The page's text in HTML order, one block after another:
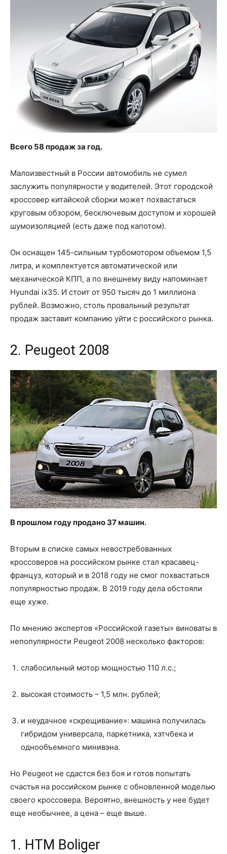
Всего 58 продаж за год.
Малоизвестный в России автомобиль не сумел
заслужить популярности у водителей. Этот городской
кроссовер китайской сборки может похвастаться
круговым обзором, бесключевым доступом и хорошей
шумоизоляцией (есть даже под капотом).
Он оснащен 145-сильным турбомотором объемом 1,5
литра, и комплектуется автоматической или
механической КПП, а по внешнему виду напоминает
Hyundai ix35. И стоит от 950 тысяч до 1 миллиона
рублей. Возможно, столь провальный результат
продаж заставит компанию уйти с российского рынка.
2. Peugeot 2008
В прошлом году продано 37 машин.
Вторым в списке самых невостребованных
кроссоверов на российском рынке стал красавец-
француз, который и в 2018 году не смог похвастаться
популярностью продаж. В 2019 году дела обстояли
еще хуже.
По мнению экспертов «Российской газеты» виноваты в
непопулярности Peugeot 2008 несколько факторов:
слабосильный мотор мощностью 110 л.с.;
высокая стоимость – 1,5 млн. рублей;
и неудачное «скрещивание»: машина получилась
гибридом универсала, паркетника, хэтчбека и
однообъемного минивэна.
Но Peugeot не сдастся без боя и готов попытать
счастья на российском рынке с обновленной моделью
своего кроссовера. Вероятно, внешность у нее будет
еще необычнее, а цена – еще выше.
1. HTM Boliger